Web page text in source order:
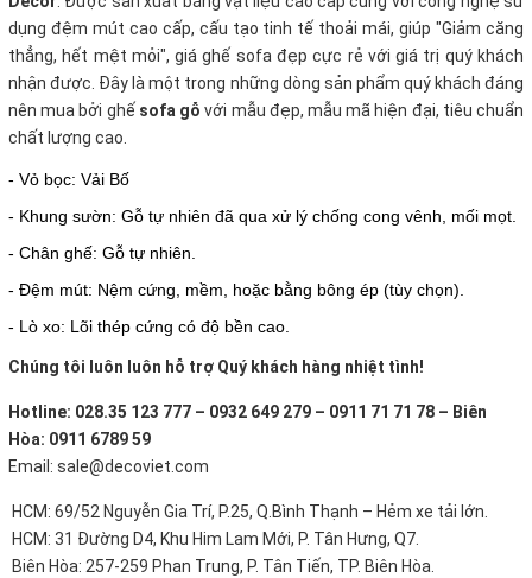
dụng đệm mút cao cấp, cấu tạo tinh tế thoải mái, giúp "Giảm căng
thẳng, hết mệt mỏi", giá ghế sofa đẹp cực rẻ với giá trị quý khách
nhận được. Đây là một trong những dòng sản phẩm quý khách đáng
nên mua bởi ghế sofa gỗ với mẫu đẹp, mẫu mã hiện đại, tiêu chuẩn
chất lượng cao.
- Vỏ bọc: Vải Bố
- Khung sườn: Gỗ tự nhiên đã qua xử lý chống cong vênh, mối mọt.
- Chân ghế: Gỗ tự nhiên.
- Đệm mút: Nệm cứng, mềm, hoặc bằng bông ép (tùy chọn).
- Lò xo: Lõi thép cứng có độ bền cao.
Chúng tôi luôn luôn hỗ trợ Quý khách hàng nhiệt tình!
Hotline: 028.35 123 777 – 0932 649 279 – 0911 71 71 78 – Biên
Hòa: 0911 6789 59
Email: sale@decoviet.com
HCM: 69/52 Nguyễn Gia Trí, P.25, Q.Bình Thạnh – Hẻm xe tải lớn.
HCM: 31 Đường D4, Khu Him Lam Mới, P. Tân Hưng, Q7.
Biên Hòa: 257-259 Phan Trung, P. Tân Tiến, TP. Biên Hòa.